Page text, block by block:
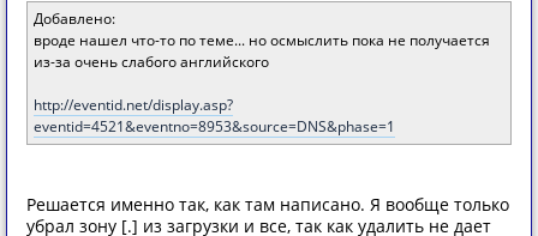
Добавлено:
вроде нашел что-то по теме... но осмыслить пока не получается
из-за очень слабого английского
http://eventid.net/display.asp?
eventid=4521&eventno=8953&source=DNS&phase=1
Решается именно так, как там написано. Я вообще только
убрал зону [.] из загрузки и все, так как удалить не дает